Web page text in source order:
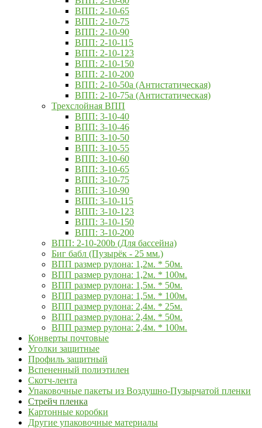
ВПП: 2-10-65
ВПП: 2-10-75
ВПП: 2-10-90
ВПП: 2-10-115
ВПП: 2-10-123
ВПП: 2-10-150
ВПП: 2-10-200
ВПП: 2-10-50a (Антистатическая)
ВПП: 2-10-75а (Антистатическая)
Трехслойная ВПП
ВПП: 3-10-40
ВПП: 3-10-46
ВПП: 3-10-50
ВПП: 3-10-55
ВПП: 3-10-60
ВПП: 3-10-65
ВПП: 3-10-75
ВПП: 3-10-90
ВПП: 3-10-115
ВПП: 3-10-123
ВПП: 3-10-150
ВПП: 3-10-200
ВПП: 2-10-200b (Для бассейна)
Биг бабл (Пузырёк - 25 мм.)
ВПП размер рулона: 1,2м. * 50м.
ВПП размер рулона: 1,2м. * 100м.
ВПП размер рулона: 1,5м. * 50м.
ВПП размер рулона: 1,5м. * 100м.
ВПП размер рулона: 2,4м. * 25м.
ВПП размер рулона: 2,4м. * 50м.
ВПП размер рулона: 2,4м. * 100м.
Конверты почтовые
Уголки защитные
Профиль защитный
Вспененный полиэтилен
Скотч-лента
Упаковочные пакеты из Воздушно-Пузырчатой пленки
Стрейч пленка
Картонные коробки
Другие упаковочные материалы